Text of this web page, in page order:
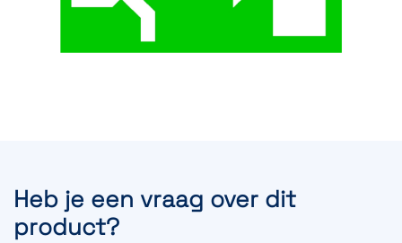
Heb je een vraag over dit
product?